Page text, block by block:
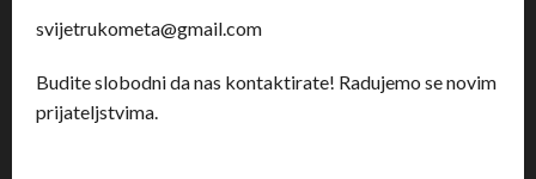
svijetrukometa@gmail.com
Budite slobodni da nas kontaktirate! Radujemo se novim
prijateljstvima.